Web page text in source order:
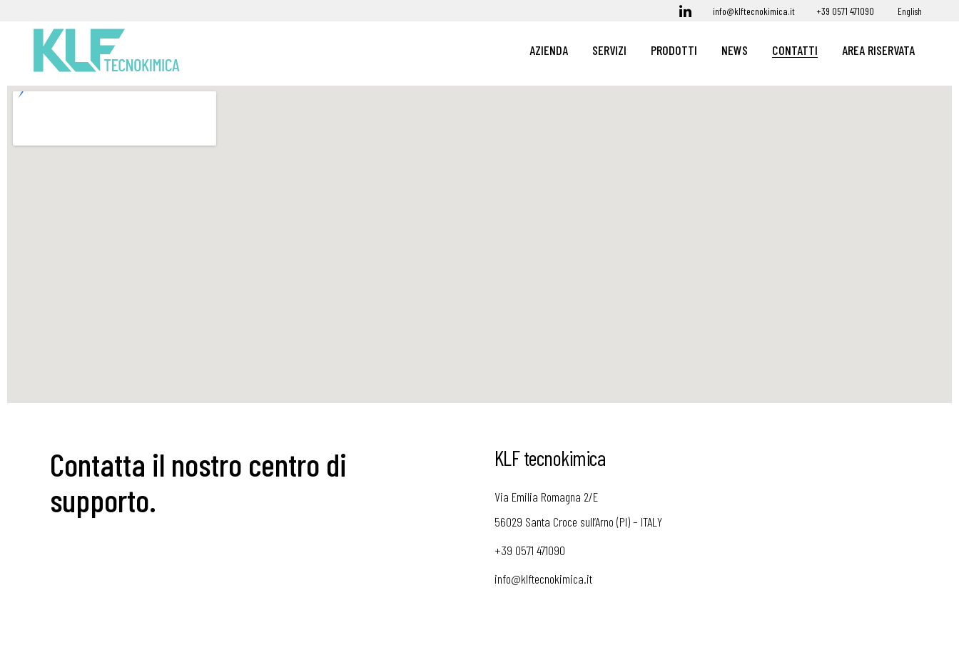
info@klftecnokimica.it +39 0571 471090 English
AZIENDA SERVIZI PRODOTTI NEWS CONTATTI AREA RISERVATA
Contatta il nostro centro di
supporto.
KLF tecnokimica
Via Emilia Romagna 2/E
56029 Santa Croce sull’Arno (PI) – ITALY
+39 0571 471090
info@klftecnokimica.it